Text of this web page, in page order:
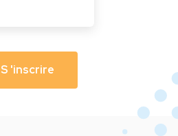
S 'inscrire